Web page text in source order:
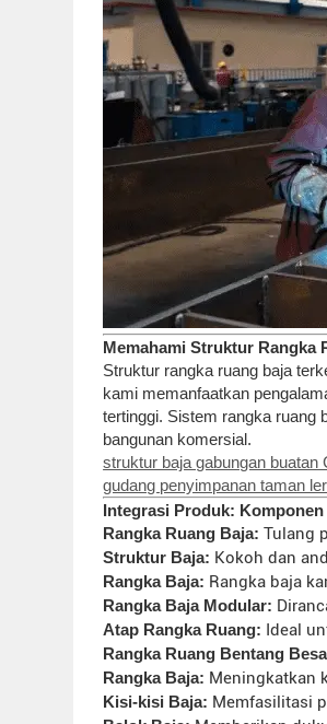
Memahami Struktur Rangka
Struktur rangka ruang baja
kami memanfaatkan
tertinggi. Sistem rangka ruang
bangunan komersial.
struktur baja gabungan
gudang penyimpanan taman
Integrasi Produk:
Rangka Ruang Baja: Tulang
Struktur Baja: Kokoh dan
Rangka Baja: Rangka baja
Rangka Baja Modular:
Atap Rangka Ruang: Ideal
Rangka Ruang Bentang
Rangka Baja: Meningkatkan
Kisi-kisi Baja: Memfasilitasi